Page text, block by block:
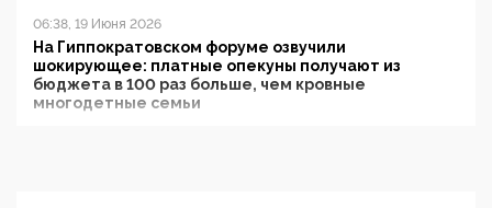
06:38, 19 Июня 2026
На Гиппократовском форуме озвучили
шокирующее: платные опекуны получают из
бюджета в 100 раз больше, чем кровные
многодетные семьи